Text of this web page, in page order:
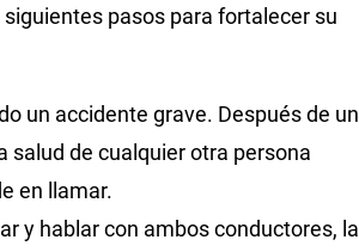
pasos para fortalecer su
un accidente grave. Después de un
salud de cualquier otra persona
en llamar.
y hablar con ambos conductores, la